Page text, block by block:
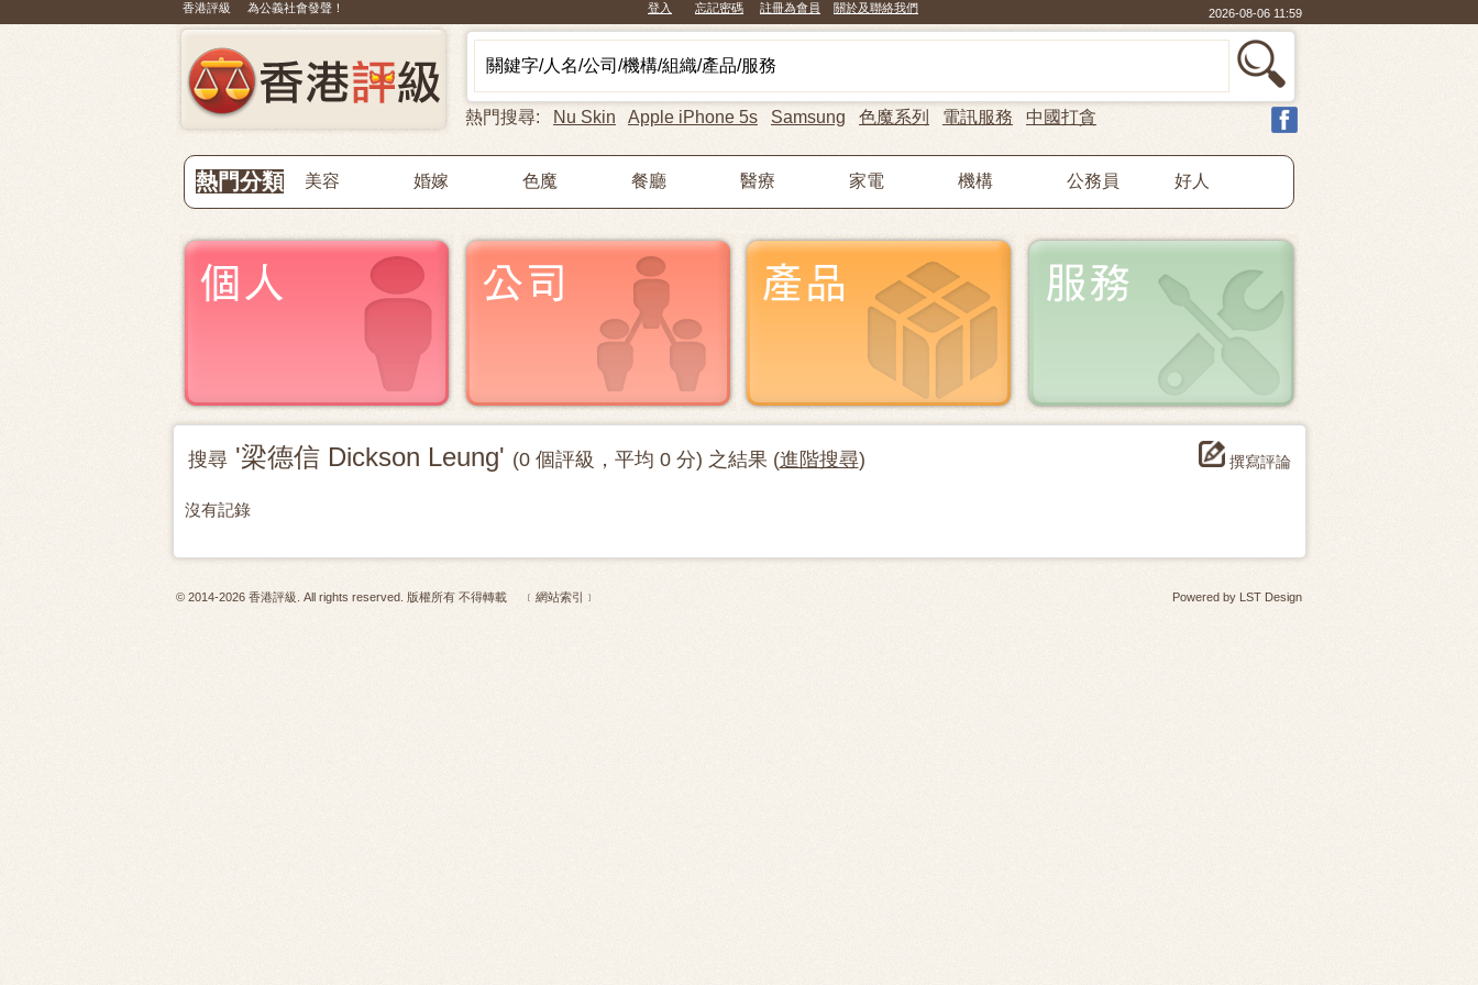
香港評級 為公義社會發聲！ 登入 忘記密碼 註冊為會員 關於及聯絡我們 2026-08-06 11:59
熱門搜尋: Nu Skin Apple iPhone 5s Samsung 色魔系列 電訊服務 中國打貪
熱門分類 美容 婚嫁 色魔 餐廳 醫療 家電 機構 公務員 好人
搜尋'梁德信 Dickson Leung' (0 個評級，平均 0 分) 之結果 (進階搜尋) 撰寫評論
沒有記錄
© 2014-2026 香港評級. All rights reserved. 版權所有 不得轉載 ﹝網站索引﹞ Powered by LST Design